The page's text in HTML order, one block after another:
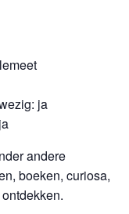
ja
andere
boeken, curiosa,